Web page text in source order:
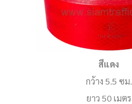
สีแดง
กว้าง 5.5 ซม.
ยาว 50 เมตร